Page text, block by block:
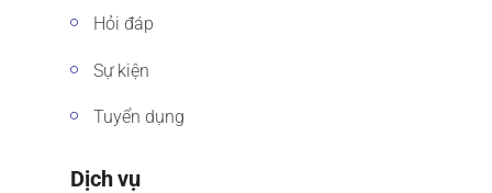
Hỏi đáp
Sự kiện
Tuyển dụng
Dịch vụ